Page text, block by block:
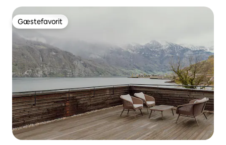
Gæstefavorit
Gæstefavorit